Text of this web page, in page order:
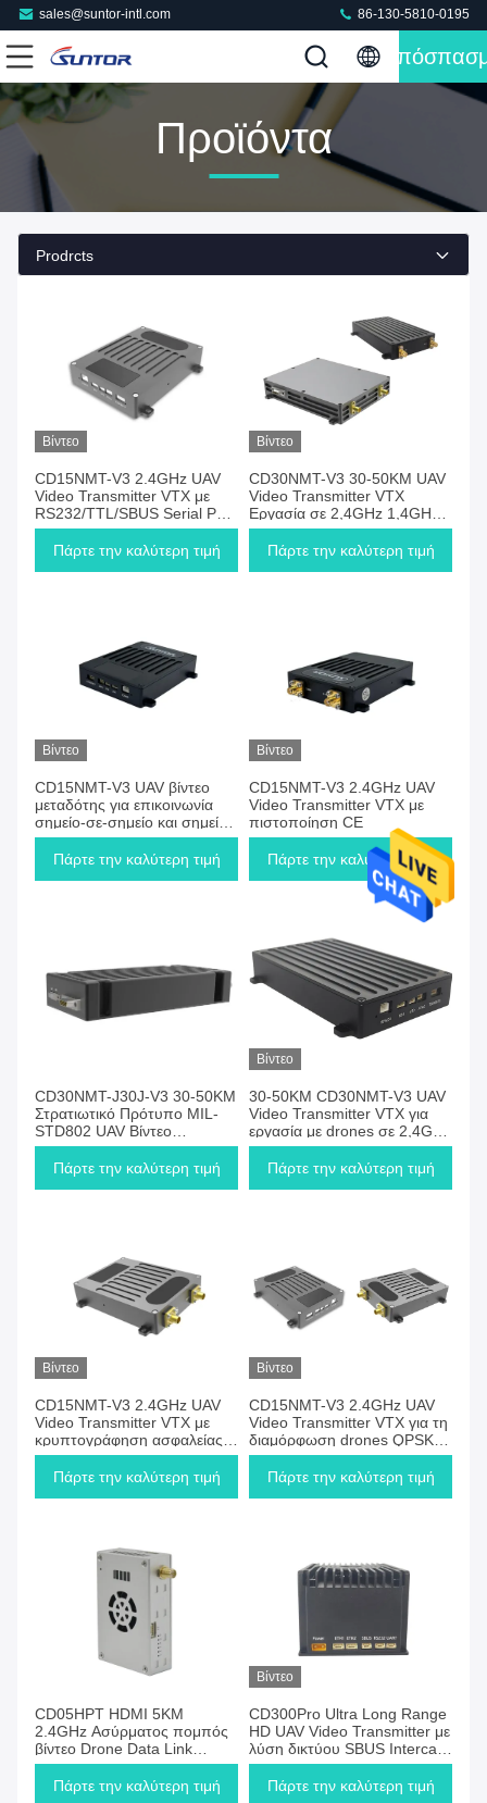
sales@suntor-intl.com 86-130-5810-0195
Προϊόντα
Prodrcts
Βίντεο
CD15NMT-V3 2.4GHz UAV
Video Transmitter VTX με
RS232/TTL/SBUS Serial Port
PiHawk MAVLink για Drone
Πάρτε την καλύτερη τιμή
Βίντεο
CD30NMT-V3 30-50KM UAV
Video Transmitter VTX
Εργασία σε 2,4GHz 1,4GHz
800MHz με σειριακή θύρα
RS232/TTL/SBUS για Drone
Πάρτε την καλύτερη τιμή
Βίντεο
CD15NMT-V3 UAV βίντεο
μεταδότης για επικοινωνία
σημείο-σε-σημείο και σημείο-
σε-πολλαπλά σημεία
Πάρτε την καλύτερη τιμή
Βίντεο
CD15NMT-V3 2.4GHz UAV
Video Transmitter VTX με
πιστοποίηση CE
Πάρτε την καλύτερη τιμή
CD30NMT-J30J-V3 30-50KM
Στρατιωτικό Πρότυπο MIL-
STD802 UAV Βίντεο
Μεταδότης VTX Εργασία σε
2.4GHz 1.4GHz 800MHz Για
Πάρτε την καλύτερη τιμή
Βίντεο
30-50KM CD30NMT-V3 UAV
Video Transmitter VTX για
εργασία με drones σε 2,4GHz
1,4GHz 800MHz
Πάρτε την καλύτερη τιμή
Βίντεο
CD15NMT-V3 2.4GHz UAV
Video Transmitter VTX με
κρυπτογράφηση ασφαλείας
AES128 και συχνότητα FHSS
για Drone
Πάρτε την καλύτερη τιμή
Βίντεο
CD15NMT-V3 2.4GHz UAV
Video Transmitter VTX για τη
διαμόρφωση drones QPSK /
16QAM / 64QAM
Πάρτε την καλύτερη τιμή
CD05HPT HDMI 5KM
2.4GHz Ασύρματος πομπός
βίντεο Drone Data Link
Radios
Πάρτε την καλύτερη τιμή
Βίντεο
CD300Pro Ultra Long Range
HD UAV Video Transmitter με
λύση δικτύου SBUS Intercae
Point to Multi-Point για
drones
Πάρτε την καλύτερη τιμή